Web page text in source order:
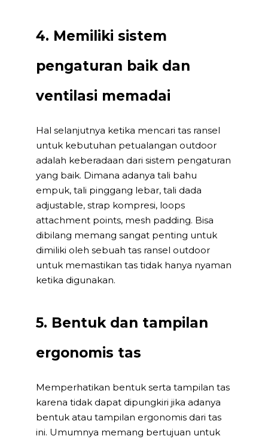
4. Memiliki sistem
pengaturan baik dan
ventilasi memadai
Hal selanjutnya ketika mencari tas ransel
untuk kebutuhan petualangan outdoor
adalah keberadaan dari sistem pengaturan
yang baik. Dimana adanya tali bahu
empuk, tali pinggang lebar, tali dada
adjustable, strap kompresi, loops
attachment points, mesh padding. Bisa
dibilang memang sangat penting untuk
dimiliki oleh sebuah tas ransel outdoor
untuk memastikan tas tidak hanya nyaman
ketika digunakan.
5. Bentuk dan tampilan
ergonomis tas
Memperhatikan bentuk serta tampilan tas
karena tidak dapat dipungkiri jika adanya
bentuk atau tampilan ergonomis dari tas
ini. Umumnya memang bertujuan untuk